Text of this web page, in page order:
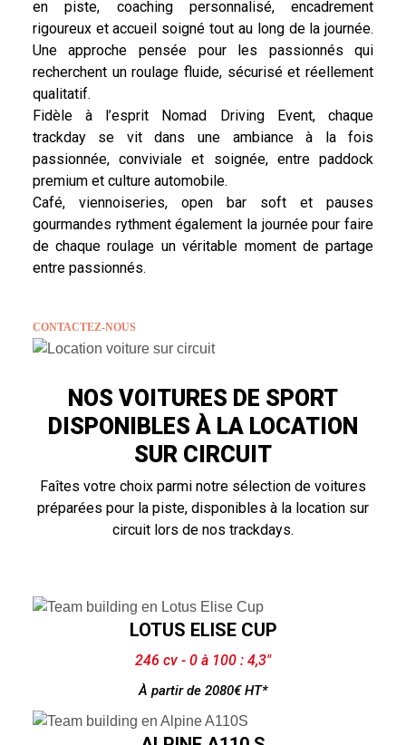
en piste, coaching personnalisé, encadrement
rigoureux et accueil soigné tout au long de la journée.
Une approche pensée pour les passionnés qui
recherchent un roulage fluide, sécurisé et réellement
qualitatif.
Fidèle à l’esprit Nomad Driving Event, chaque
trackday se vit dans une ambiance à la fois
passionnée, conviviale et soignée, entre paddock
premium et culture automobile.
Café, viennoiseries, open bar soft et pauses
gourmandes rythment également la journée pour faire
de chaque roulage un véritable moment de partage
entre passionnés.
CONTACTEZ-NOUS
NOS VOITURES DE SPORT
DISPONIBLES À LA LOCATION
SUR CIRCUIT
Faîtes votre choix parmi notre sélection de voitures
préparées pour la piste, disponibles à la location sur
circuit lors de nos trackdays.
LOTUS ELISE CUP
246 cv - 0 à 100 : 4,3"
À partir de 2080€ HT*